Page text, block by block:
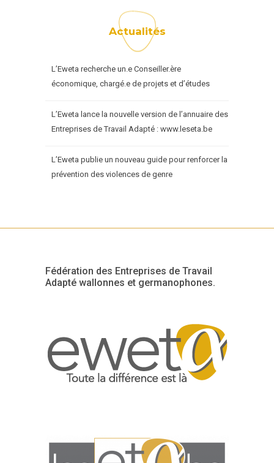
Actualités
L’Eweta recherche un.e Conseiller.ère
économique, chargé.e de projets et d’études
L’Eweta lance la nouvelle version de l’annuaire des
Entreprises de Travail Adapté : www.leseta.be
L’Eweta publie un nouveau guide pour renforcer la
prévention des violences de genre
Fédération des Entreprises de Travail
Adapté wallonnes et germanophones.